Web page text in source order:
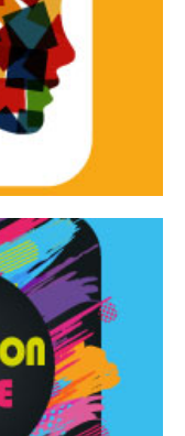
di teatro
– I Edizione